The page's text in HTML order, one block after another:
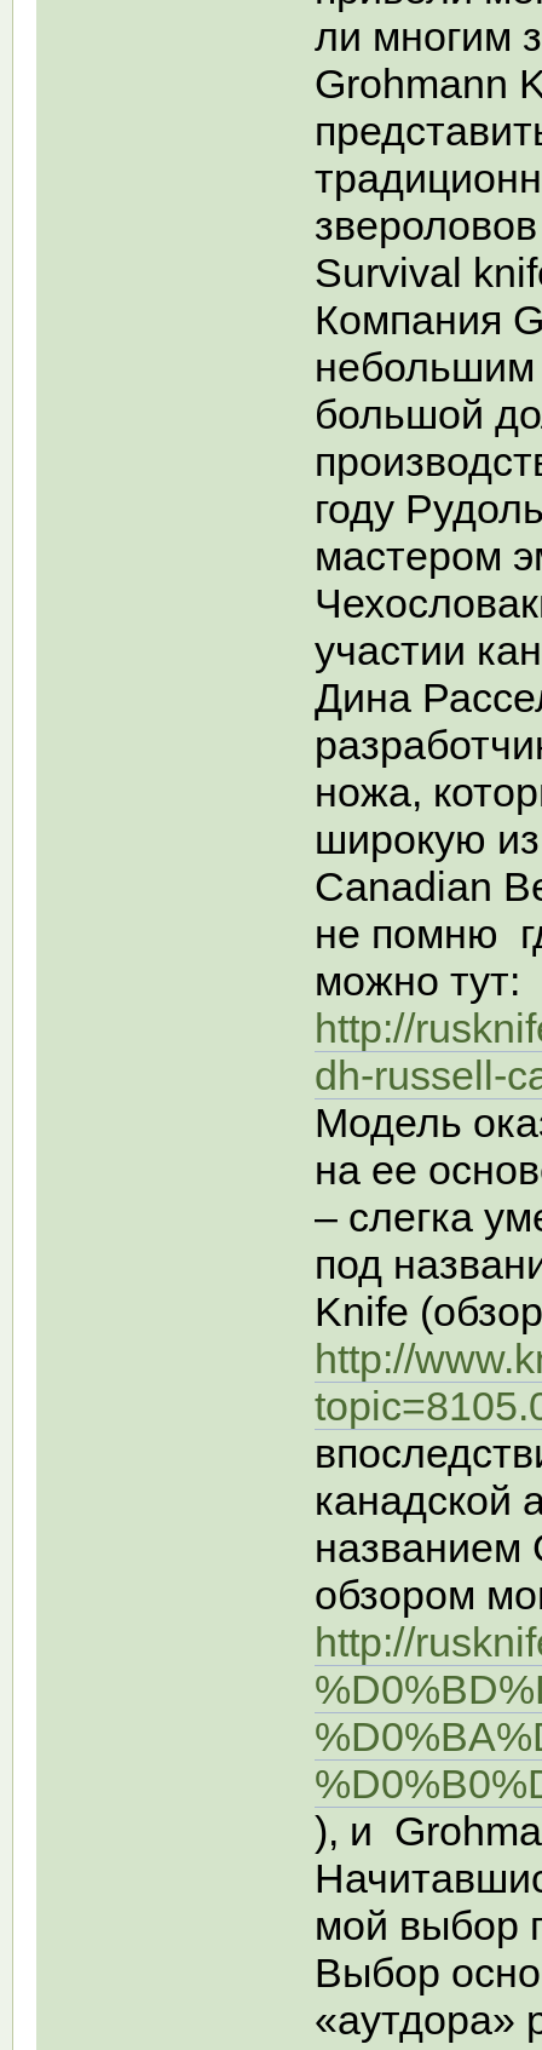
ли многим
Grohmann
Survival
Компания
большой
году
мастером
участии
Дина
ножа,
широкую
Canadian
не помню
можно тут:
http://
dh-russell-
Модель
на ее
– слегка
под
Knife
http://
канадской
названием
обзором
http://
), и
мой выбор
Выбор
«аутдора»